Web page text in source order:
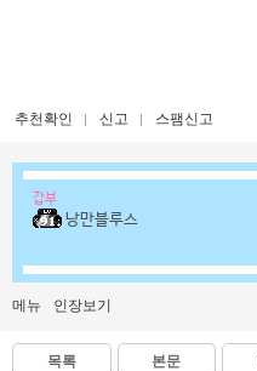
추천확인 신고 스팸신고
갑부
낭만블루스
메뉴 인장보기
목록 본문